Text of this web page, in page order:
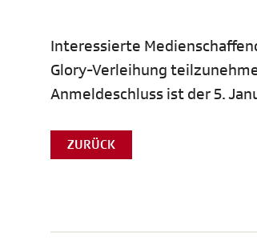
Interessierte
Glory-Verleihung
Anmeldeschluss ist der 5.
ZURÜCK